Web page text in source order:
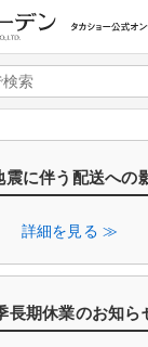
に伴う配送への
詳細を見る ≫
長期休業のお知ら